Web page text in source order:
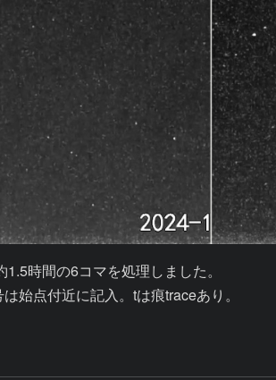
時間の6コマを処理しました。
始点付近に記入。tは痕traceあり。